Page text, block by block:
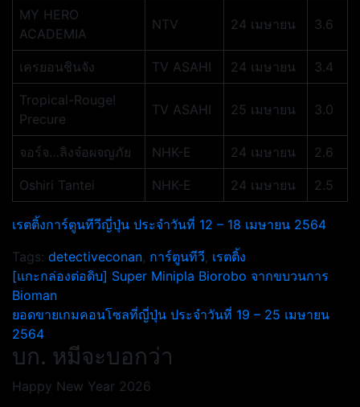
MY HERO
ACADEMIA
NTV 24 เมษายน 3.6
เครยอนชินจัง TV ASAHI 24 เมษายน 3.4
Tropical-Rouge!
Precure
TV ASAHI 25 เมษายน 3.0
จอร์จ…ลิงจ๋อผจญภัย NHK-E 24 เมษายน 2.6
Oshiri Tantei NHK-E 24 เมษายน 2.5
เรตติ้งการ์ตูนทีวีญี่ปุ่น ประจำวันที่ 12 – 18 เมษายน 2564
Tags: detectiveconan, การ์ตูนทีวี, เรตติ้ง
แนะแนว
เรื่อง
[แกะกล่องต่อดิบ] Super Minipla Biorobo จากขบวนการ
Bioman
ยอดขายเกมคอนโซลที่ญี่ปุ่น ประจำวันที่ 19 – 25 เมษายน
2564
บก. หมีจะบอกว่า
Happy New Year 2026